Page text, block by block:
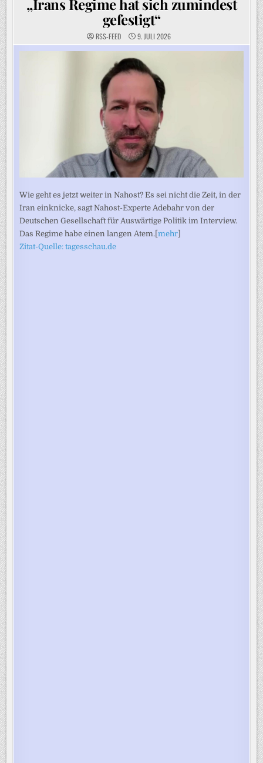
„Irans Regime hat sich zumindest
gefestigt“
RSS-FEED 9. JULI 2026
Wie geht es jetzt weiter in Nahost? Es sei nicht die Zeit, in der
Iran einknicke, sagt Nahost-Experte Adebahr von der
Deutschen Gesellschaft für Auswärtige Politik im Interview.
Das Regime habe einen langen Atem.[mehr]
Zitat-Quelle: tagesschau.de